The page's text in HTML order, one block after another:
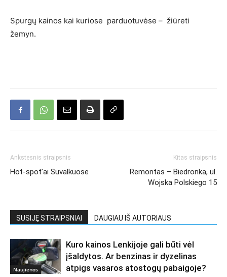
Spurgų kainos kai kuriose parduotuvėse – žiūreti
žemyn.
Ankstesnis straipsnis
Hot-spot’ai Suvalkuose
Kitas straipsnis
Remontas – Biedronka, ul.
Wojska Polskiego 15
SUSIJĘ STRAIPSNIAI DAUGIAU IŠ AUTORIAUS
Naujienos
Kuro kainos Lenkijoje gali būti vėl
įšaldytos. Ar benzinas ir dyzelinas
atpigs vasaros atostogų pabaigoje?